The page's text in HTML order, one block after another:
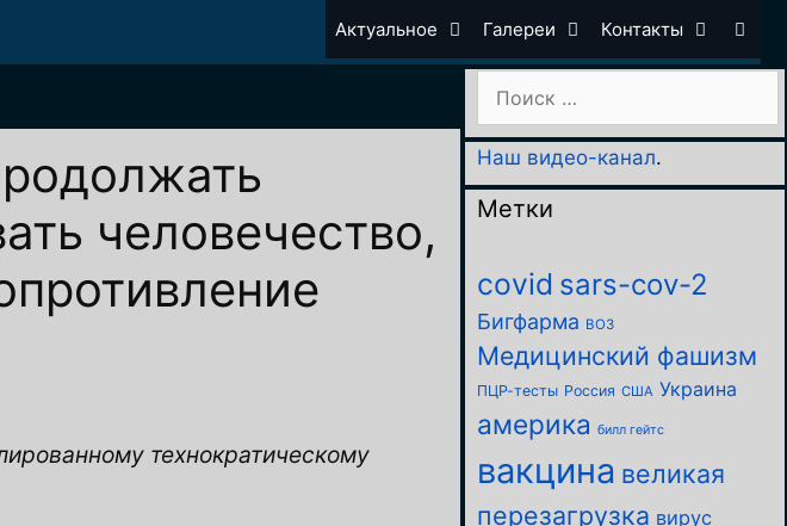
Актуальное Галереи Контакты
человечество,
технократическому
Наш видео-канал.
Метки
covid sars-cov-2
Бигфарма ВОЗ
Медицинский фашизм
ПЦР-тесты Россия США Украина
америка билл гейтс
вакцина великая
перезагрузка вирус